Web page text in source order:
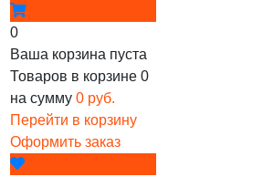
0
Ваша корзина пуста
Товаров в корзине 0
на сумму 0 руб.
Перейти в корзину
Оформить заказ